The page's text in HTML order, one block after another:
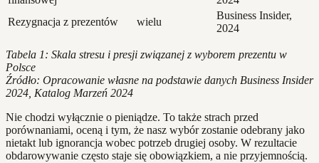
Rezygnacja z prezentów
wielu
Business Insider,
2024
Tabela 1: Skala stresu i presji związanej z wyborem prezentu w
Polsce
Źródło: Opracowanie własne na podstawie danych Business Insider
2024, Katalog Marzeń 2024
Nie chodzi wyłącznie o pieniądze. To także strach przed
porównaniami, oceną i tym, że nasz wybór zostanie odebrany jako
nietakt lub ignorancja wobec potrzeb drugiej osoby. W rezultacie
obdarowywanie często staje się obowiązkiem, a nie przyjemnością.